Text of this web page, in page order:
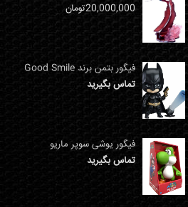
20,000,000تومان
فیگور بتمن برند Good Smile
تماس بگیرید
فیگور یوشی سوپر ماریو
تماس بگیرید